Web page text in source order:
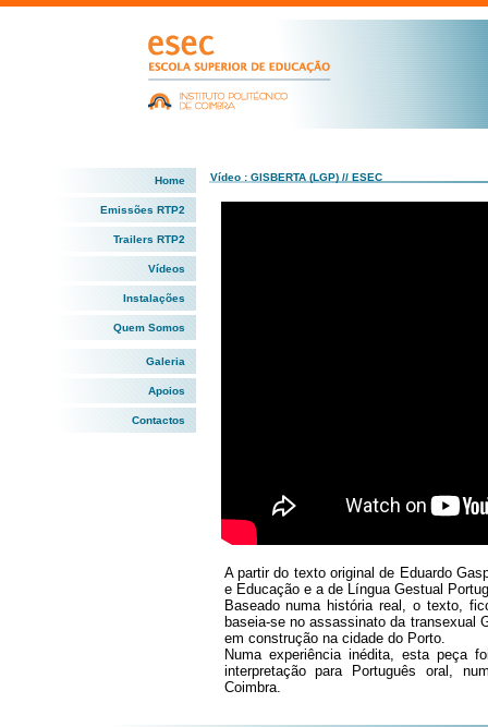
Home
Emissões RTP2
Trailers RTP2
Vídeos
Instalações
Quem Somos
Galeria
Apoios
Contactos
Vídeo : GISBERTA (LGP) // ESEC
A partir do texto original de Eduardo
e Educação e a de Língua Gestual
Baseado numa história real, o texto,
baseia-se no assassinato da transexual
em construção na cidade do Porto.
Numa experiência inédita, esta peça
interpretação para Português oral,
Coimbra.